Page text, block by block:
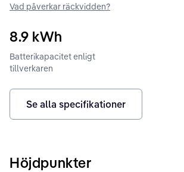
Vad påverkar räckvidden?
8.9 kWh
Batterikapacitet enligt
tillverkaren
Se alla specifikationer
Höjdpunkter